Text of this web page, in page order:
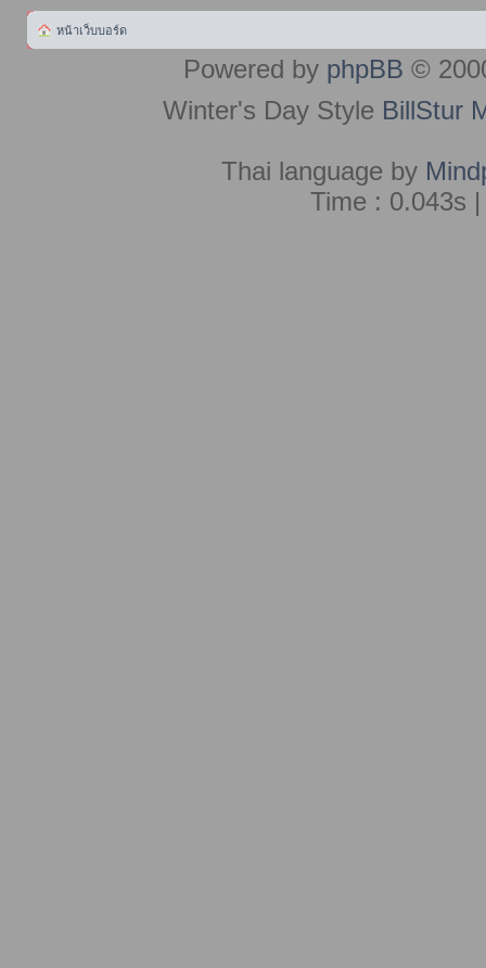
หน้าเว็บบอร์ด
Powered by phpBB ©
Winter's Day Style BillStur
Thai language by
Time : 0.043s